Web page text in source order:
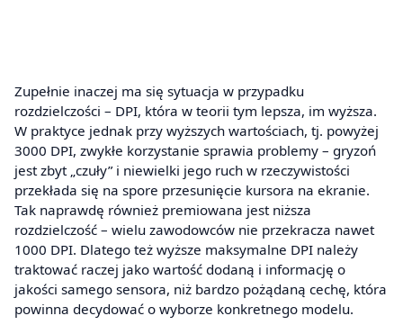
Zupełnie inaczej ma się sytuacja w przypadku
rozdzielczości – DPI, która w teorii tym lepsza, im wyższa.
W praktyce jednak przy wyższych wartościach, tj. powyżej
3000 DPI, zwykłe korzystanie sprawia problemy – gryzoń
jest zbyt „czuły” i niewielki jego ruch w rzeczywistości
przekłada się na spore przesunięcie kursora na ekranie.
Tak naprawdę również premiowana jest niższa
rozdzielczość – wielu zawodowców nie przekracza nawet
1000 DPI. Dlatego też wyższe maksymalne DPI należy
traktować raczej jako wartość dodaną i informację o
jakości samego sensora, niż bardzo pożądaną cechę, która
powinna decydować o wyborze konkretnego modelu.